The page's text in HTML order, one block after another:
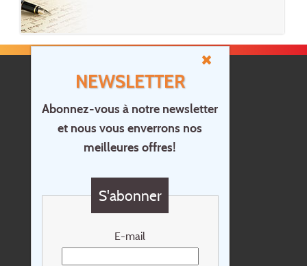
NEWSLETTER
Abonnez-vous à notre newsletter
et nous vous enverrons nos
meilleures offres!
S'abonner
E-mail
Accueil
Contact
Questions?
Newsletter